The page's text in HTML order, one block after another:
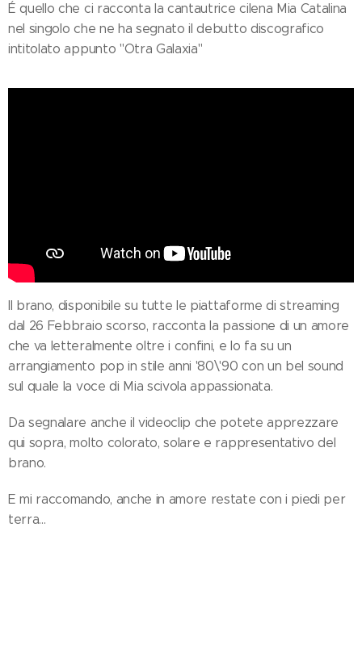
É quello che ci racconta la cantautrice cilena Mia Catalina
nel singolo che ne ha segnato il debutto discografico
intitolato appunto "Otra Galaxia"
Il brano, disponibile su tutte le piattaforme di streaming
dal 26 Febbraio scorso, racconta la passione di un amore
che va letteralmente oltre i confini, e lo fa su un
arrangiamento pop in stile anni '80\'90 con un bel sound
sul quale la voce di Mia scivola appassionata.
Da segnalare anche il videoclip che potete apprezzare
qui sopra, molto colorato, solare e rappresentativo del
brano.
E mi raccomando, anche in amore restate con i piedi per
terra...